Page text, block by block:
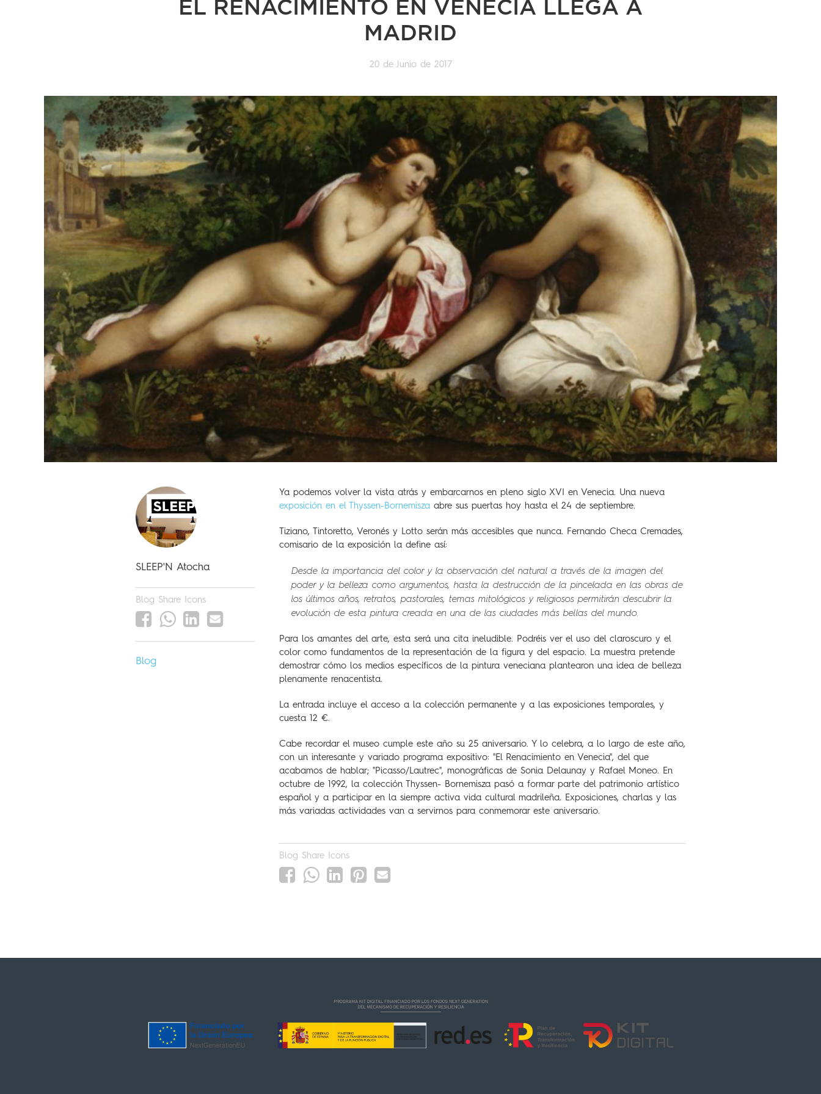
EL RENACIMIENTO EN VENECIA LLEGA A
MADRID
20 de Junio de 2017
Ya podemos volver la vista atrás y embarcarnos en pleno siglo XVI en Venecia. Una nueva
exposición en el Thyssen-Bornemisza abre sus puertas hoy hasta el 24 de septiembre.
Tiziano, Tintoretto, Veronés y Lotto serán más accesibles que nunca. Fernando Checa Cremades,
comisario de la exposición la define así:
Desde la importancia del color y la observación del natural a través de la imagen del
poder y la belleza como argumentos, hasta la destrucción de la pincelada en las obras de
los últimos años, retratos, pastorales, temas mitológicos y religiosos permitirán descubrir la
evolución de esta pintura creada en una de las ciudades más bellas del mundo.
Para los amantes del arte, esta será una cita ineludible. Podréis ver el uso del claroscuro y el
color como fundamentos de la representación de la figura y del espacio. La muestra pretende
demostrar cómo los medios específicos de la pintura veneciana plantearon una idea de belleza
plenamente renacentista.
La entrada incluye el acceso a la colección permanente y a las exposiciones temporales, y
cuesta 12 €.
Cabe recordar el museo cumple este año su 25 aniversario. Y lo celebra, a lo largo de este año,
con un interesante y variado programa expositivo: "El Renacimiento en Venecia", del que
acabamos de hablar; "Picasso/Lautrec", monográficas de Sonia Delaunay y Rafael Moneo. En
octubre de 1992, la colección Thyssen- Bornemisza pasó a formar parte del patrimonio artístico
español y a participar en la siempre activa vida cultural madrileña. Exposiciones, charlas y las
más variadas actividades van a servirnos para conmemorar este aniversario.
Blog Share Icons
SLEEP'N Atocha
Blog Share Icons
Blog